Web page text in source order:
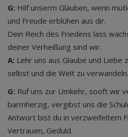
G: Hilf unserm Glauben, wenn
und Freude erblühen aus dir.
Dein Reich des Friedens lass
deiner Verheißung sind wir.
A: Lehr uns aus Glaube und Liebe
selbst und die Welt zu verwandeln.
G: Ruf uns zur Umkehr, sooft wir
barmherzig, vergibst uns die
Antwort bist du in verzweifeltem
Vertrauen, Geduld.